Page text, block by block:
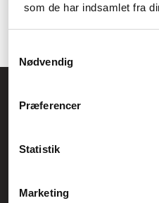
som de har indsamlet fra
Nødvendig
Præferencer
Statistik
Marketing
hæfteklammereller klemmer til
CVR.: 26208637
Generelle henvendelser:
Service- og